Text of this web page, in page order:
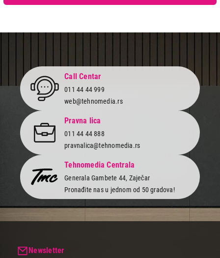
Call Centar
011 44 44 999
web@tehnomedia.rs
Pravna lica
011 44 44 888
pravnalica@tehnomedia.rs
Tehnomedia Centrala
Generala Gambete 44, Zaječar
Pronađite nas u jednom od 50 gradova!
Newsletter